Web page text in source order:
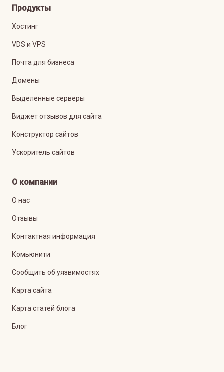
Продукты
Хостинг
VDS и VPS
Почта для бизнеса
Домены
Выделенные серверы
Виджет отзывов для сайта
Конструктор сайтов
Ускоритель сайтов
О компании
О нас
Отзывы
Контактная информация
Комьюнити
Сообщить об уязвимостях
Карта сайта
Карта статей блога
Блог